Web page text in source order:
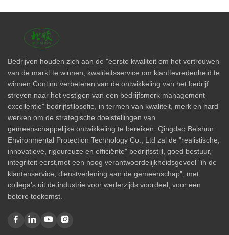
Bedrijven houden zich aan de "eerste kwaliteit om het vertrouwen
van de markt te winnen, kwaliteitsservice om klanttevredenheid te
winnen,Continu verbeteren van de ontwikkeling van het bedrijf
streven naar het vestigen van een bedrijfsmerk management
excellentie" bedrijfsfilosofie, in termen van kwaliteit, merk en hard
werken om de strategische doelstellingen van
gemeenschappelijke ontwikkeling te bereiken. Qingdao Beishun
Environmental Protection Technology Co., Ltd zal de "realistische,
innovatieve, rigoureuze en efficiënte" bedrijfsstijl, goed bestuur,
integriteit eerst,met een hoog verantwoordelijkheidsgevoel "in de
klantenservice, dienstverlening aan de gemeenschap", met
collega's uit de industrie voor wederzijds voordeel, voor een
betere toekomst.